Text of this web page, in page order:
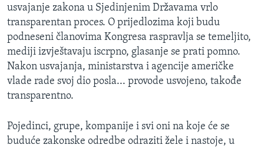
usvajanje zakona u Sjedinjenim Državama vrlo
transparentan proces. O prijedlozima koji budu
podneseni članovima Kongresa raspravlja se temeljito,
mediji izvještavaju iscrpno, glasanje se prati pomno.
Nakon usvajanja, ministarstva i agencije američke
vlade rade svoj dio posla... provode usvojeno, takođe
transparentno.
Pojedinci, grupe, kompanije i svi oni na koje će se
buduće zakonske odredbe odraziti žele i nastoje, u